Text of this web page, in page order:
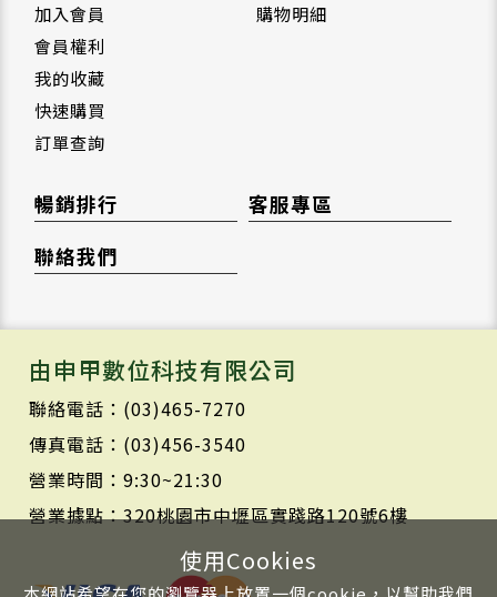
加入會員
會員權利
我的收藏
快速購買
訂單查詢
購物明細
暢銷排行
客服專區
聯絡我們
由申甲數位科技有限公司
聯絡電話：(03)465-7270
傳真電話：(03)456-3540
營業時間：9:30~21:30
營業據點：320桃園市中壢區實踐路120號6樓
使用Cookies